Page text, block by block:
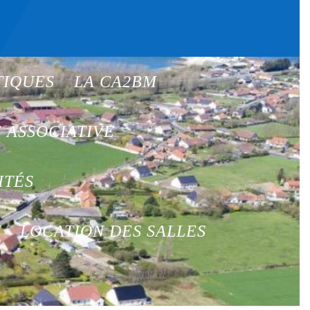
LA CA2BM
ASSOCIATIVE
LOCATION DES SALLES